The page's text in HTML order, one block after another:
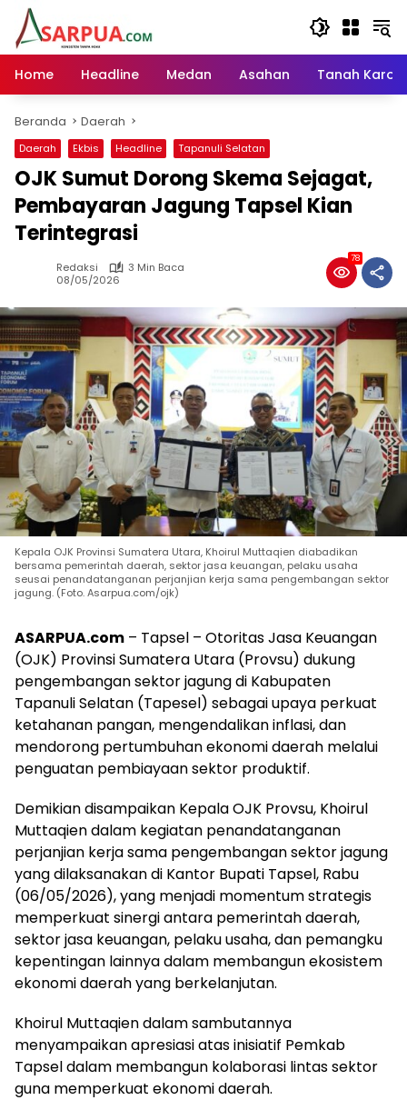
Langsung
konten
Home
Headline Medan Asahan Tanah Karo
Beranda Daerah
Daerah Ekbis Headline Tapanuli Selatan
OJK Sumut Dorong Skema Sejagat,
Pembayaran Jagung Tapsel Kian
Terintegrasi
Redaksi
3 Min Baca
08/05/2026
78
Kepala OJK Provinsi Sumatera Utara, Khoirul Muttaqien diabadikan
bersama pemerintah daerah, sektor jasa keuangan, pelaku usaha
seusai penandatanganan perjanjian kerja sama pengembangan sektor
jagung. (Foto. Asarpua.com/ojk)
ASARPUA.com – Tapsel – Otoritas Jasa Keuangan
(OJK) Provinsi Sumatera Utara (Provsu) dukung
pengembangan sektor jagung di Kabupaten
Tapanuli Selatan (Tapesel) sebagai upaya perkuat
ketahanan pangan, mengendalikan inflasi, dan
mendorong pertumbuhan ekonomi daerah melalui
penguatan pembiayaan sektor produktif.
Demikian disampaikan Kepala OJK Provsu, Khoirul
Muttaqien dalam kegiatan penandatanganan
perjanjian kerja sama pengembangan sektor jagung
yang dilaksanakan di Kantor Bupati Tapsel, Rabu
(06/05/2026), yang menjadi momentum strategis
memperkuat sinergi antara pemerintah daerah,
sektor jasa keuangan, pelaku usaha, dan pemangku
kepentingan lainnya dalam membangun ekosistem
ekonomi daerah yang berkelanjutan.
Khoirul Muttaqien dalam sambutannya
menyampaikan apresiasi atas inisiatif Pemkab
Tapsel dalam membangun kolaborasi lintas sektor
guna memperkuat ekonomi daerah.